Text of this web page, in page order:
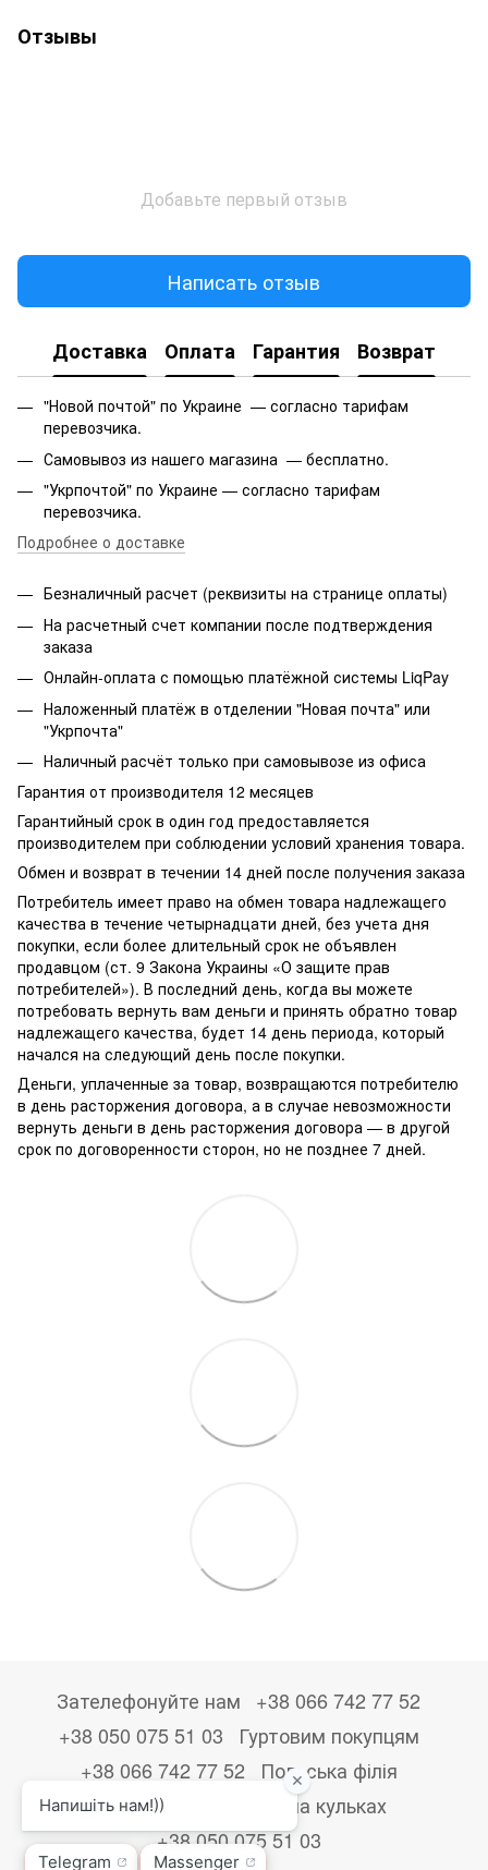
Отзывы
Добавьте первый отзыв
Написать отзыв
Доставка Оплата Гарантия Возврат
"Новой почтой" по Украине — согласно тарифам
перевозчика.
Самовывоз из нашего магазина — бесплатно.
"Укрпочтой" по Украине — согласно тарифам
перевозчика.
Подробнее о доставке
Безналичный расчет (реквизиты на странице оплаты)
На расчетный счет компании после подтверждения
заказа
Онлайн-оплата с помощью платёжной системы LiqPay
Наложенный платёж в отделении "Новая почта" или
"Укрпочта"
Наличный расчёт только при самовывозе из офиса
Гарантия от производителя 12 месяцев
Гарантийный срок в один год предоставляется
производителем при соблюдении условий хранения товара.
Обмен и возврат в течении 14 дней после получения заказа
Потребитель имеет право на обмен товара надлежащего
качества в течение четырнадцати дней, без учета дня
покупки, если более длительный срок не объявлен
продавцом (ст. 9 Закона Украины «О защите прав
потребителей»). В последний день, когда вы можете
потребовать вернуть вам деньги и принять обратно товар
надлежащего качества, будет 14 день периода, который
начался на следующий день после покупки.
Деньги, уплаченные за товар, возвращаются потребителю
в день расторжения договора, а в случае невозможности
вернуть деньги в день расторжения договора — в другой
срок по договоренности сторон, но не позднее 7 дней.
Зателефонуйте нам
+38 066 742 77 52
+38 050 075 51 03
Гуртовим покупцям
+38 066 742 77 52
Польська філія
+48533867723
Друк на кульках
+38 050 075 51 03